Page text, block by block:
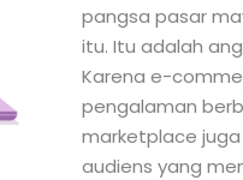
pangsa pasar
itu. Itu adalah
Karena e-
pengalaman
marketplace
audiens yang